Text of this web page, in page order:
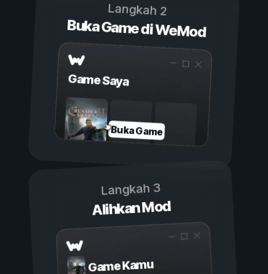
Langkah 2
Buka Game di WeMod
Game Saya
Buka Game
Langkah 3
Alihkan Mod
Game Kamu